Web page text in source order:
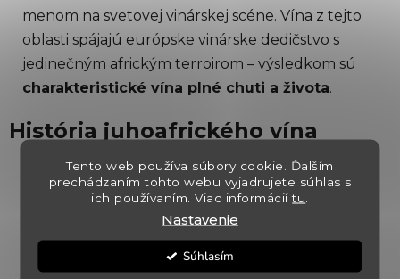
Tento web používa súbory cookie. Ďalším
prechádzaním tohto webu vyjadrujete súhlas s
ich používaním. Viac informáciítu
Nastavenie
Súhlasím
ý
p
i
s
u
menom na svetovej vinárskej scéne. Vína z tejto
oblasti spájajú európske vinárske dedičstvo s
jedinečným africkým terroirom – výsledkom sú
charakteristické vína plné chuti a života.
História juhoafrického vína
Prvé viniče boli do Južnej Afriky privezené v 17.
storočí holandskými osadníkmi. Vďaka
priaznivému podnebiu a úrodnej pôde sa
vinohradníctvo rýchlo rozvíjalo. Dnes patrí krajina
medzi najvýznamnejších svetových producentov